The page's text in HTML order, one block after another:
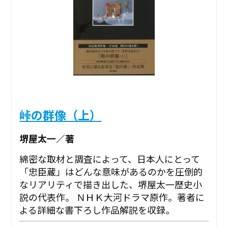
峠の群像（上）
堺屋太一／著
綿密な取材と調査によって、日本人にとって
「忠臣蔵」はどんな意味があるのかを圧倒的
なリアリティで描き出した、堺屋太一歴史小
説の代表作。 ＮＨＫ大河ドラマ原作。著者に
よる詳細な書下ろし作品解説を収録。